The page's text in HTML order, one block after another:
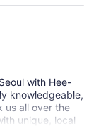
with Hee-
knowledgeable,
us all over the
unique, local